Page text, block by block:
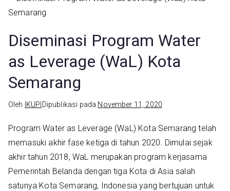
Diseminasi Program Water
as Leverage (WaL) Kota
Semarang
Oleh IKUPI Dipublikasi pada November 11, 2020
Program Water as Leverage (WaL) Kota Semarang telah
memasuki akhir fase ketiga di tahun 2020. Dimulai sejak
akhir tahun 2018, WaL merupakan program kerjasama
Pemerintah Belanda dengan tiga Kota di Asia salah
satunya Kota Semarang, Indonesia yang bertujuan untuk